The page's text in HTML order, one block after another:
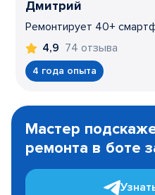
Дмитрий
Ремонтирует 40+
4,9 74 отзыва
4 года опыта
1
Мастер
ремонта в боте